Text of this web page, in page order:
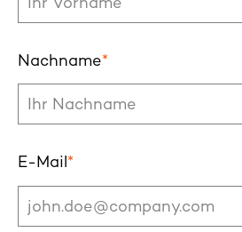
Nachname*
E-Mail*